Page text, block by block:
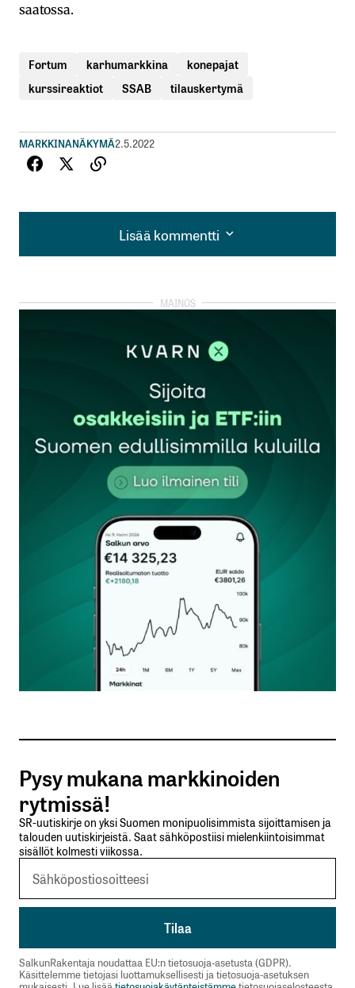
saatossa.
Fortum karhumarkkina
konepajat
kurssireaktiot
SSAB tilauskertymä
MARKKINANÄKYMÄ2.5.2022
Lisää kommentti
Lisää kommentti
kirjautua
rekisteröityä
Sähköpostiosoitettasi ei julkaista.Pakolliset
kentät on merkitty*
Kommentti*
Nimesi tai nimimerkkisi
Sähköpostiosoitteesi
Tilaa SalkunRakentajan uutiskirje
Lähetä kommentti
Pysy mukana markkinoiden
rytmissä!
SR-uutiskirje on yksi Suomen monipuolisimmista sijoittamisen ja
talouden uutiskirjeistä. Saat sähköpostiisi mielenkiintoisimmat
sisällöt kolmesti viikossa.
SalkunRakentaja noudattaa EU:n tietosuoja-asetusta (GDPR).
Käsittelemme tietojasi luottamuksellisesti ja tietosuoja-asetuksen